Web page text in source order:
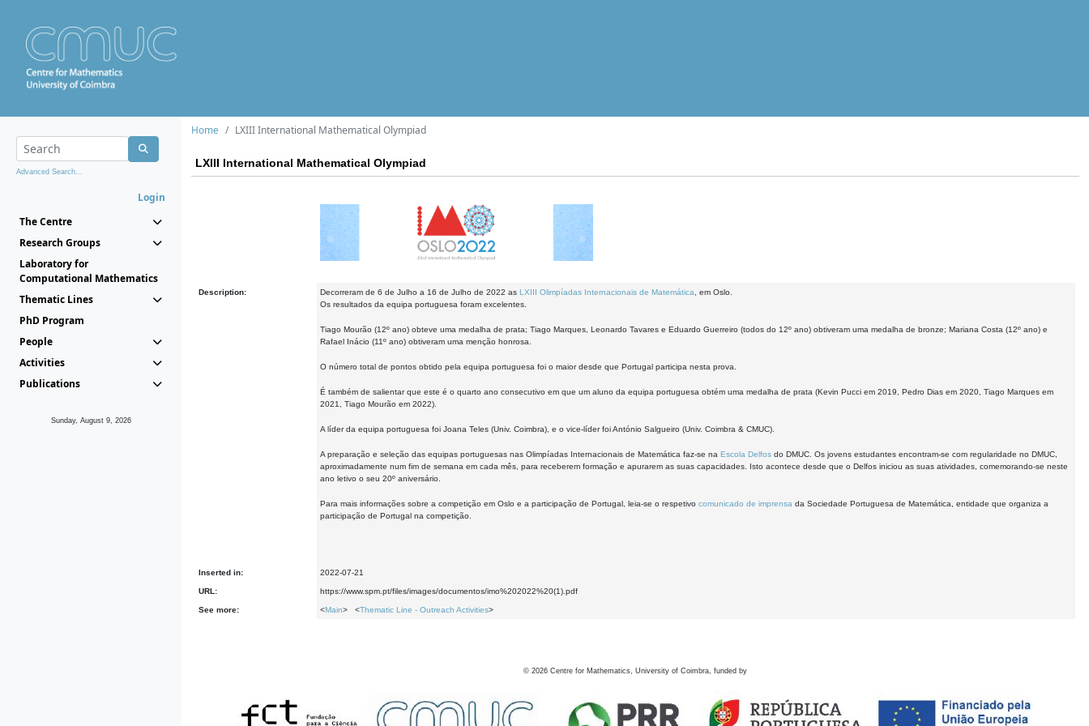
Advanced Search...
Login
The Centre
Research Groups
Laboratory for
Computational Mathematics
Thematic Lines
PhD Program
People
Activities
Publications
Sunday, August 9, 2026
Home LXIII International Mathematical Olympiad
LXIII International Mathematical Olympiad
Description: Decorreram de 6 de Julho a 16 de Julho de 2022 as LXIII Olimpíadas Internacionais de Matemática , em Oslo.
Os resultados da equipa portuguesa foram excelentes.
Tiago Mourão (12º ano) obteve uma medalha de prata; Tiago Marques, Leonardo Tavares e Eduardo Guerreiro (todos do 12º ano) obtiveram uma medalha de bronze; Mariana Costa (12º ano) e
Rafael Inácio (11º ano) obtiveram uma menção honrosa.
O número total de pontos obtido pela equipa portuguesa foi o maior desde que Portugal participa nesta prova.
É também de salientar que este é o quarto ano consecutivo em que um aluno da equipa portuguesa obtém uma medalha de prata (Kevin Pucci em 2019, Pedro Dias em 2020, Tiago Marques em
2021, Tiago Mourão em 2022).
A líder da equipa portuguesa foi Joana Teles (Univ. Coimbra), e o vice-líder foi António Salgueiro (Univ. Coimbra & CMUC).
A preparação e seleção das equipas portuguesas nas Olimpíadas Internacionais de Matemática faz-se na Escola Delfos do DMUC. Os jovens estudantes encontram-se com regularidade no DMUC,
aproximadamente num fim de semana em cada mês, para receberem formação e apurarem as suas capacidades. Isto acontece desde que o Delfos iniciou as suas atividades, comemorando-se neste
ano letivo o seu 20º aniversário.
Para mais informações sobre a competição em Oslo e a participação de Portugal, leia-se o respetivo comunicado de imprensa da Sociedade Portuguesa de Matemática, entidade que organiza a
participação de Portugal na competição.
Inserted in: 2022-07-21
URL: https://www.spm.pt/files/images/documentos/imo%202022%20(1).pdf
See more: <Main> <Thematic Line - Outreach Activities>
© 2026 Centre for Mathematics, University of Coimbra, funded by